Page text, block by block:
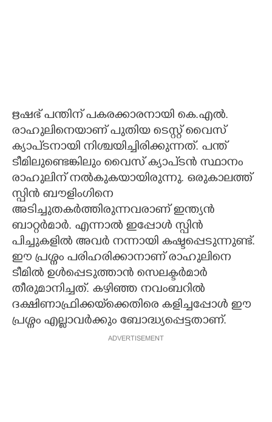
ഋഷഭ് പന്തിന് പകരക്കാരനായി കെ.എൽ.
രാഹുലിനെയാണ് പുതിയ ടെസ്റ്റ് വൈസ്
ക്യാ‌പ്‌ടനായി നിശ്ചയിച്ചിരിക്കുന്നത്. പന്ത്
ടീമിലുണ്ടെങ്കിലും വൈസ് ക്യാ‌പ്‌ടൻ സ്ഥാനം
രാഹുലിന് നൽകുകയായിരുന്നു. ഒരുകാലത്ത്
സ്പിൻ ബൗളിംഗിനെ
അടിച്ചുതകർത്തിരുന്നവരാണ് ഇന്ത്യൻ
ബാറ്റർമാർ. എന്നാൽ ഇപ്പോൾ സ്പിൻ
പിച്ചുകളിൽ അവർ നന്നായി കഷ്ടപ്പെടുന്നുണ്ട്.
ഈ പ്രശ്നം പരിഹരിക്കാനാണ് രാഹുലിനെ
ടീമിൽ ഉൾപ്പെടുത്താൻ സെലക്ട‌ർമാർ
തീരുമാനിച്ചത്. കഴിഞ്ഞ നവംബറിൽ
ദക്ഷിണാഫ്രിക്കയ്‌ക്കെതിരെ കളിച്ചപ്പോൾ ഈ
പ്രശ്നം എല്ലാവർക്കും ബോദ്ധ്യപ്പെട്ടതാണ്.
ADVERTISEMENT